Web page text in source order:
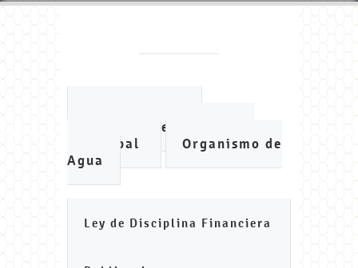
Instituto de Planeación
Municipal
Organismo de
Agua
Ley de Disciplina Financiera